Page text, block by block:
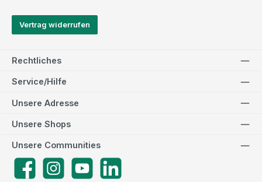
Vertrag widerrufen
Rechtliches
Service/Hilfe
Unsere Adresse
Unsere Communities
FacebookInstagramYouTube
Unsere Shops